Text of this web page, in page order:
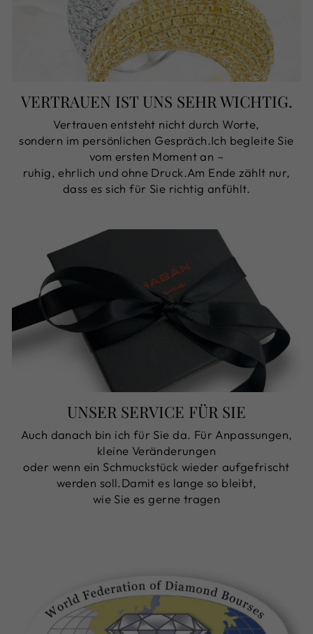
VERTRAUEN IST UNS SEHR WICHTIG.
Vertrauen entsteht nicht durch Worte,
sondern im persönlichen Gespräch.Ich begleite Sie
vom ersten Moment an –
ruhig, ehrlich und ohne Druck.Am Ende zählt nur,
dass es sich für Sie richtig anfühlt.
UNSER SERVICE FÜR SIE
Auch danach bin ich für Sie da. Für Anpassungen,
kleine Veränderungen
oder wenn ein Schmuckstück wieder aufgefrischt
werden soll.Damit es lange so bleibt,
wie Sie es gerne tragen